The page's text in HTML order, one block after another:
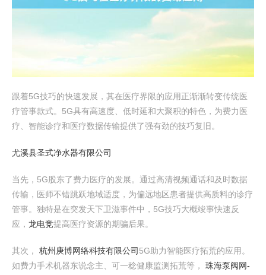
跟着5G技巧的快速发展，其在医疗界限的应用正渐渐转变传统医
疗管事款式。5G具有高速度、低时延和大聚积的特色，为费力医
疗、智能诊疗和医疗数据传输提供了强有劲的技巧复旧。
尤溪县圣式净水器有限公司
当先，5G股东了费力医疗的发展。通过高清视频通话和及时数据
传输，医师不错跳跃地域适度，为偏远地区患者提供高质料的诊疗
管事。独特是在突发天下卫滋事件中，5G技巧大概竣事快速反
应， 龙电竞提高医疗资源的期骗后果。
其次， 杭州庚博网络科技有限公司 5G助力智能医疗拓荒的应用。
如费力手术机器东说念主、可一稔健康监测拓荒等， 珠海泵阀网-